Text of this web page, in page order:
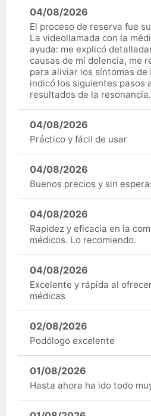
04/08/2026
El proceso de reserva fue
La videollamada con la
ayuda: me explicó
causas de mi dolencia, me
para aliviar los síntomas de
indicó los siguientes pasos
resultados de la resonancia.
04/08/2026
Práctico y fácil de usar
04/08/2026
Buenos precios y sin
04/08/2026
Rapidez y eficacia en la
médicos. Lo recomiendo.
04/08/2026
Excelente y rápida al
médicas
02/08/2026
Podólogo excelente
01/08/2026
Hasta ahora ha ido todo